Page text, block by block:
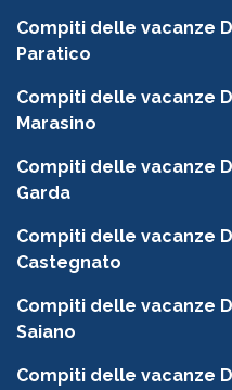
Compiti delle vacanze
Paratico
Compiti delle vacanze
Marasino
Compiti delle vacanze
Garda
Compiti delle vacanze
Castegnato
Compiti delle vacanze
Saiano
Compiti delle vacanze